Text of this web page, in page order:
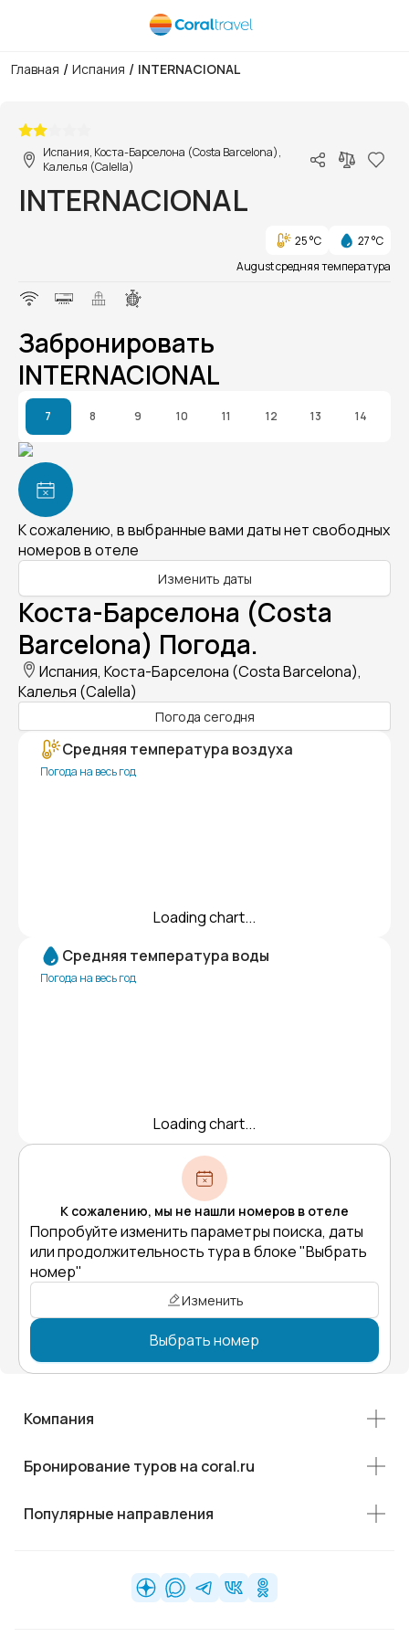
Главная / Испания / INTERNACIONAL
Испания, Коста-Барселона (Costa Barcelona),
Калелья (Calella)
INTERNACIONAL
25 °C
27 °C
August средняя температура
Забронировать
INTERNACIONAL
7 8 9 10 11 12 13 14
К сожалению, в выбранные вами даты нет свободных
номеров в отеле
Изменить даты
Коста-Барселона (Costa
Barcelona) Погода.
Испания, Коста-Барселона (Costa Barcelona),
Калелья (Calella)
Погода сегодня
Средняя температура воздуха
Погода на весь год
Loading chart...
Средняя температура воды
Погода на весь год
Loading chart...
К сожалению, мы не нашли номеров в отеле
Попробуйте изменить параметры поиска, даты
или продолжительность тура в блоке "Выбрать
номер"
Изменить
Выбрать номер
Компания
Бронирование туров на coral.ru
Популярные направления